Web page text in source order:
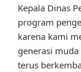
Kepala Dinas
program
karena kami
generasi
terus